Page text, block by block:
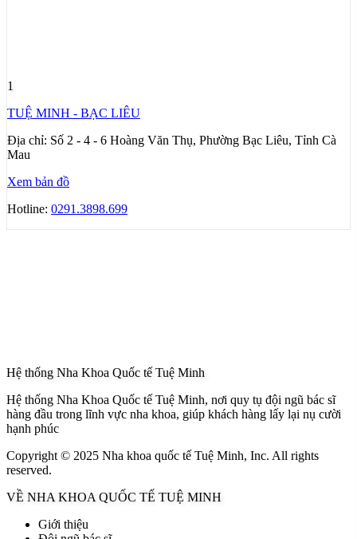
1
TUỆ MINH - BẠC LIÊU
Địa chỉ: Số 2 - 4 - 6 Hoàng Văn Thụ, Phường Bạc Liêu, Tỉnh Cà
Mau
Xem bản đồ
Hotline: 0291.3898.699
Hệ thống Nha Khoa Quốc tế Tuệ Minh
Hệ thống Nha Khoa Quốc tế Tuệ Minh, nơi quy tụ đội ngũ bác sĩ
hàng đầu trong lĩnh vực nha khoa, giúp khách hàng lấy lại nụ cười
hạnh phúc
Copyright © 2025 Nha khoa quốc tế Tuệ Minh, Inc. All rights
reserved.
VỀ NHA KHOA QUỐC TẾ TUỆ MINH
Giới thiệu